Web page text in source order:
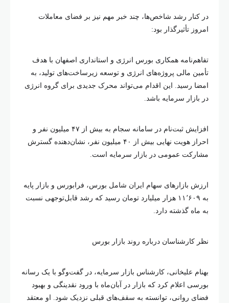
در کنار رشد شاخص‌ها، چند خبر مهم نیز بر فضای معاملات
امروز تأثیرگذار بود:
تفاهم‌نامه همکاری بورس انرژی و استانداری اصفهان با هدف
تأمین مالی پروژه‌های انرژی و توسعه زیرساخت‌های تولید، به
امضا رسید. این اقدام می‌تواند محرک جدیدی برای گروه انرژی
در بازار سرمایه باشد.
افزایش ثبت‌نام در سامانه سجام به بیش از ۴۷ میلیون نفر و
احراز هویت نهایی بیش از ۴۰ میلیون نفر، نشان‌دهنده گسترش
مشارکت عمومی در بازار سرمایه است.
ارزش بازارهای سهام ایران شامل بورس، فرابورس و بازار پایه
به ۱۱٬۶۰۹ هزار میلیارد تومان رسید که رشد قابل‌توجهی نسبت
به ماه گذشته دارد.
نظر کارشناسان درباره روند بازار بورس
بهنام علیخانی، کارشناس بازار سرمایه، در گفت‌وگو با یک رسانه
بورسی اعلام کرد که بازار در آبان‌ماه با ورود نقدینگی و بهبود
فضای روانی، توانسته به سقف‌های قبلی نزدیک شود. او معتقد